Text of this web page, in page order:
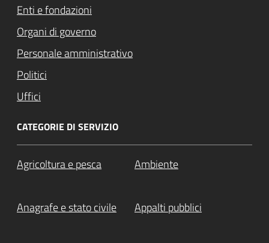
Enti e fondazioni
Organi di governo
Personale amministrativo
Politici
Uffici
CATEGORIE DI SERVIZIO
Agricoltura e pesca Ambiente
Anagrafe e stato civile Appalti pubblici